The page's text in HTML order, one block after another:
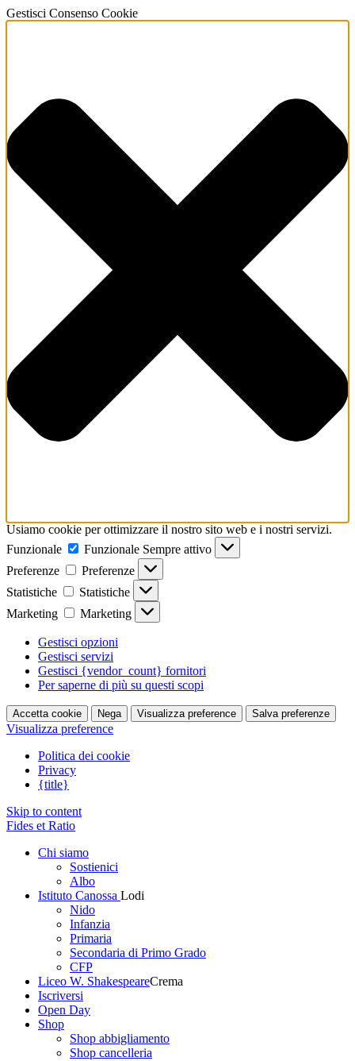
Gestisci Consenso Cookie
Usiamo cookie per ottimizzare il nostro sito web e i nostri servizi.
Funzionale
Funzionale Sempre attivo
Preferenze
Preferenze
Statistiche
Statistiche
Marketing
Marketing
Gestisci opzioni
Gestisci servizi
Gestisci {vendor_count} fornitori
Per saperne di più su questi scopi
Accetta cookie Nega Visualizza preference Salva preferenze
Visualizza preference
Politica dei cookie
Privacy
{title}
Skip to content
Fides et Ratio
Chi siamo
Sostienici
Albo
Istituto Canossa Lodi
Nido
Infanzia
Primaria
Secondaria di Primo Grado
CFP
Liceo W. ShakespeareCrema
Iscriversi
Open Day
Shop
Shop abbigliamento
Shop cancelleria